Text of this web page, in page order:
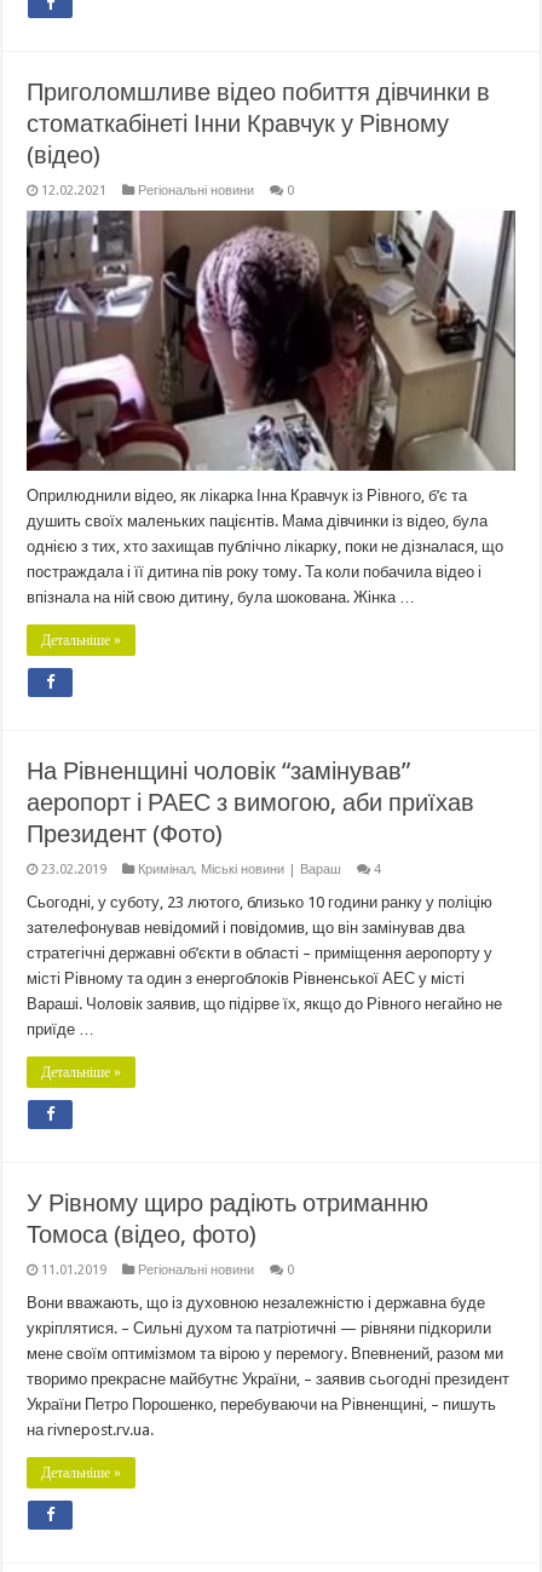
Приголомшливе відео побиття дівчинки в
стоматкабінеті Інни Кравчук у Рівному
(відео)
12.02.2021 Регіональні новини 0
Оприлюднили відео, як лікарка Інна Кравчук із Рівного, б’є та
душить своїх маленьких пацієнтів. Мама дівчинки із відео, була
однією з тих, хто захищав публічно лікарку, поки не дізналася, що
постраждала і її дитина пів року тому. Та коли побачила відео і
впізнала на ній свою дитину, була шокована. Жінка …
Детальніше »
На Рівненщині чоловік “замінував”
аеропорт і РАЕС з вимогою, аби приїхав
Президент (Фото)
23.02.2019 Кримінал, Міські новини | Вараш 4
Сьогодні, у суботу, 23 лютого, близько 10 години ранку у поліцію
зателефонував невідомий і повідомив, що він замінував два
стратегічні державні об’єкти в області – приміщення аеропорту у
місті Рівному та один з енергоблоків Рівненської АЕС у місті
Вараші. Чоловік заявив, що підірве їх, якщо до Рівного негайно не
приїде …
Детальніше »
У Рівному щиро радіють отриманню
Томоса (відео, фото)
11.01.2019 Регіональні новини 0
Вони вважають, що із духовною незалежністю і державна буде
укріплятися. – Сильні духом та патріотичні — рівняни підкорили
мене своїм оптимізмом та вірою у перемогу. Впевнений, разом ми
творимо прекрасне майбутнє України, – заявив сьогодні президент
України Петро Порошенко, перебуваючи на Рівненщині, – пишуть
на rivnepost.rv.ua.
Детальніше »